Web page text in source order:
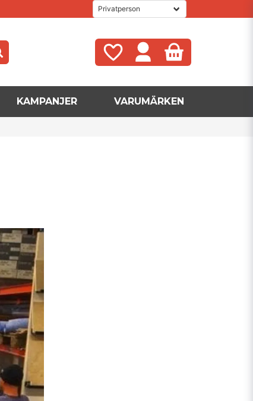
KAMPANJER VARUMÄRKEN